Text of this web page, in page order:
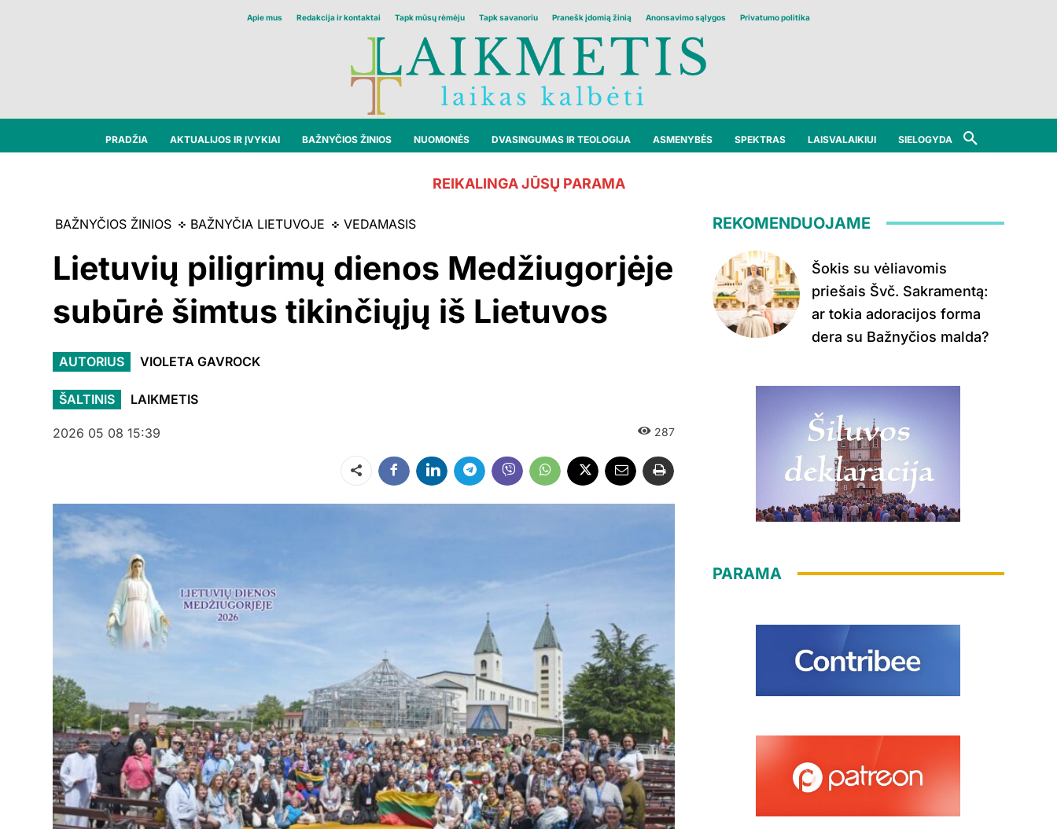
Apie mus Redakcija ir kontaktai Tapk mūsų rėmėju Tapk savanoriu Pranešk įdomią žinią Anonsavimo sąlygos Privatumo politika
PRADŽIA AKTUALIJOS IR ĮVYKIAI BAŽNYČIOS ŽINIOS NUOMONĖS DVASINGUMAS IR TEOLOGIJA ASMENYBĖS SPEKTRAS LAISVALAIKIUI SIELOGYDA
REIKALINGA JŪSŲ PARAMA
BAŽNYČIOS ŽINIOS BAŽNYČIA LIETUVOJE VEDAMASIS
Lietuvių piligrimų dienos Medžiugorjėje
subūrė šimtus tikinčiųjų iš Lietuvos
AUTORIUS VIOLETA GAVROCK
ŠALTINIS LAIKMETIS
2026 05 08 15:39 287
Dalintis
REKOMENDUOJAME
Šokis su vėliavomis
priešais Švč. Sakramentą:
ar tokia adoracijos forma
dera su Bažnyčios malda?
PARAMA